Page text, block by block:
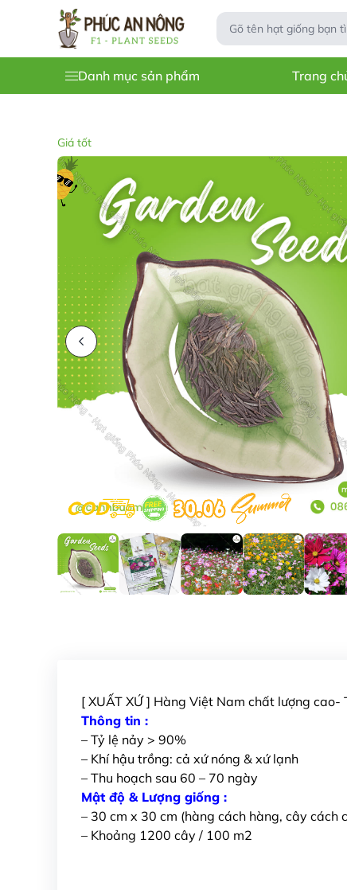
Danh mục sản phẩm Trang
Giá tốt
[ XUẤT XỨ ] Hàng Việt Nam chất lượng
Thông tin :
– Tỷ lệ nảy > 90%
– Khí hậu trồng: cả xứ nóng & xứ lạnh
– Thu hoạch sau 60 – 70 ngày
Mật độ & Lượng giống :
– 30 cm x 30 cm (hàng cách hàng, cây cách
– Khoảng 1200 cây / 100 m2